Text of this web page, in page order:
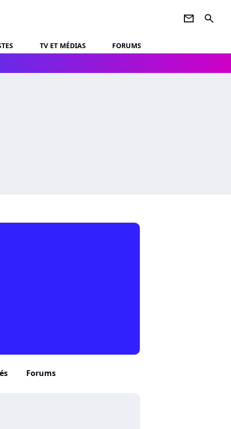
newsletter search
TV ET MÉDIAS
FORUMS
Forums